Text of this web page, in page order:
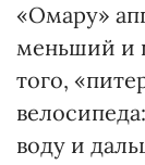
«Омару»
меньший и
того,
воду и